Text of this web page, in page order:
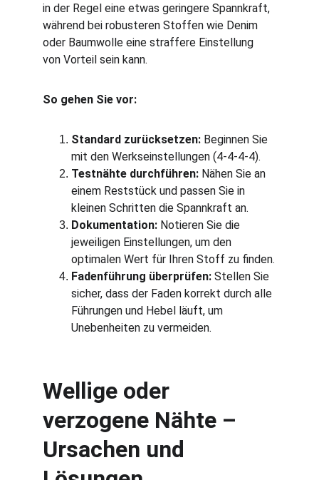
in der Regel eine etwas geringere Spannkraft,
während bei robusteren Stoffen wie Denim
oder Baumwolle eine straffere Einstellung
von Vorteil sein kann.
So gehen Sie vor:
Standard zurücksetzen: Beginnen Sie
mit den Werkseinstellungen (4‑4‑4‑4).
Testnähte durchführen: Nähen Sie an
einem Reststück und passen Sie in
kleinen Schritten die Spannkraft an.
Dokumentation: Notieren Sie die
jeweiligen Einstellungen, um den
optimalen Wert für Ihren Stoff zu finden.
Fadenführung überprüfen: Stellen Sie
sicher, dass der Faden korrekt durch alle
Führungen und Hebel läuft, um
Unebenheiten zu vermeiden.
Wellige oder
verzogene Nähte –
Ursachen und